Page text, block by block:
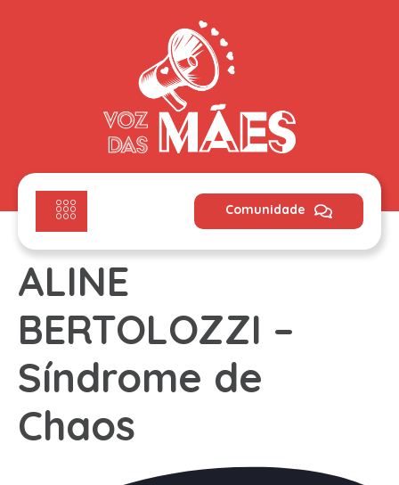
Comunidade
ALINE
BERTOLOZZI –
Síndrome de
Chaos